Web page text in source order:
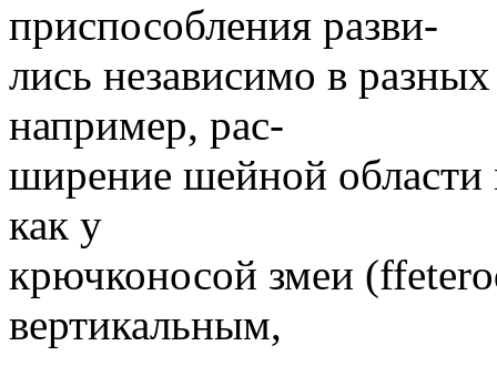
приспособления разви-
лись независимо в
например, рас-
ширение шейной
как у
крючконосой змеи
вертикальным,